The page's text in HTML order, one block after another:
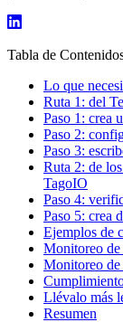
Tabla de
Lo que
Ruta 1: del
Paso 1: crea
Paso 2:
Paso 3:
Ruta 2: de
TagoIO
Paso 4:
Paso 5: crea
Ejemplos de
Monitoreo
Monitoreo
Llévalo más
Resumen